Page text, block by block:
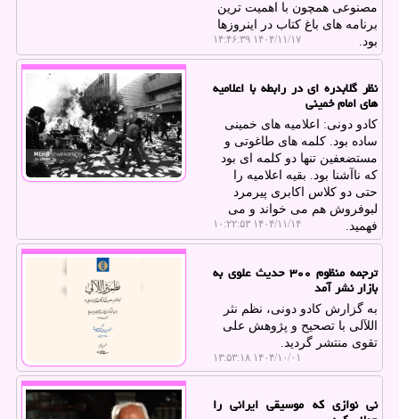
مصنوعی همچون با اهمیت ترین
برنامه های باغ کتاب در اینروزها
بود.
۱۴۰۴/۱۱/۱۷ ۱۴:۴۶:۳۹
نظر گلابدره ای در رابطه با اعلامیه
های امام خمینی
کادو دونی: اعلامیه های خمینی
ساده بود. کلمه های طاغوتی و
مستضعفین تنها دو کلمه ای بود
که ناآشنا بود. بقیه اعلامیه را
حتی دو کلاس اکابری پیرمرد
لبوفروش هم می خواند و می
فهمید.
۱۴۰۴/۱۱/۱۴ ۱۰:۲۲:۵۳
ترجمه منظوم ۳۰۰ حدیث علوی به
بازار نشر آمد
به گزارش کادو دونی، نظم نثر
اللآلی با تصحیح و پژوهش علی
تقوی منتشر گردید.
۱۴۰۴/۱۰/۰۱ ۱۳:۵۳:۱۸
نی نوازی که موسیقی ایرانی را